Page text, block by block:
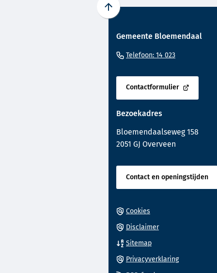
Scroll
boven
het
de
paginainhoud
Gemeente Bloemendaal
Telefoon: 14 023(Verwijst
een
Contactformulier
(Verwijst
een
website)
Bezoekadres
Bloemendaalseweg 158
2051 GJ Overveen
Contact en openingstijden
Cookies
Disclaimer
Sitemap
Privacyverklaring